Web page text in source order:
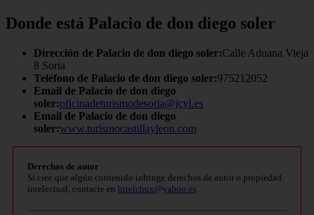
Donde está Palacio de don diego soler
Dirección de Palacio de don diego soler:Calle Aduana Vieja
8 Soria
Teléfono de Palacio de don diego soler:975212052
Email de Palacio de don diego
soler:oficinadeturismodesoria@jcyl.es
Email de Palacio de don diego
soler:www.turismocastillayleon.com
Derechos de autor
Si cree que algún contenido infringe derechos de autor o propiedad
intelectual, contacte en bitelchux@yahoo.es